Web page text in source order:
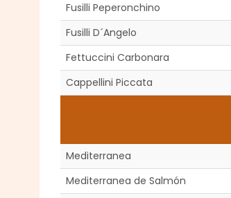
Fusilli Peperonchino
Fusilli D´Angelo
Fettuccini Carbonara
Cappellini Piccata
Mediterranea
Mediterranea de Salmón